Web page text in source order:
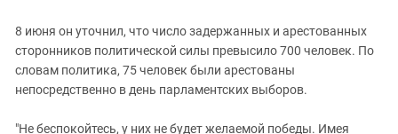
8 июня он уточнил, что число задержанных и арестованных
сторонников политической силы превысило 700 человек. По
словам политика, 75 человек были арестованы
непосредственно в день парламентских выборов.
"Не беспокойтесь, у них не будет желаемой победы. Имея